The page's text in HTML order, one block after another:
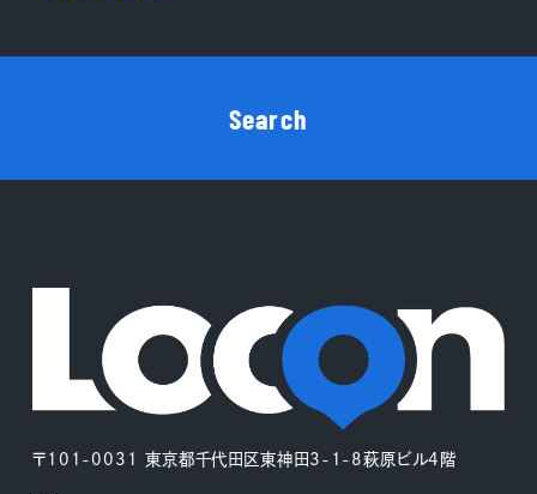
〒101-0031 東京都千代田区東神田3-1-8萩原ビル4階
Search